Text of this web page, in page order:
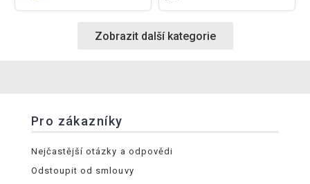
Zobrazit další kategorie
Pro zákazníky
Nejčastější otázky a odpovědi
Odstoupit od smlouvy